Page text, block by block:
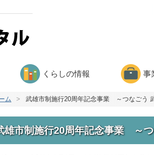
くらしの情報 事
ム > 武雄市制施行20周年記念事業 ～つなごう
雄市制施行20周年記念事業 ～